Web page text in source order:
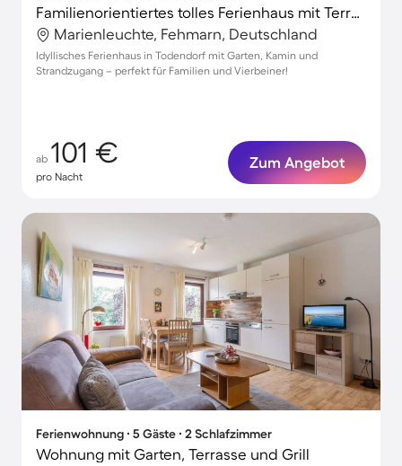
Familienorientiertes tolles Ferienhaus mit Terrasse, Garten und Grill | Haustierfreundlich
Marienleuchte, Fehmarn, Deutschland
Idyllisches Ferienhaus in Todendorf mit Garten, Kamin und
Strandzugang – perfekt für Familien und Vierbeiner!
ab 101 €
pro Nacht
Zum Angebot
Ferienwohnung ∙ 5 Gäste ∙ 2 Schlafzimmer
Wohnung mit Garten, Terrasse und Grill